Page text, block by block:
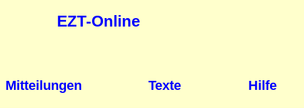
EZT-Online
Mitteilungen Texte Hilfe